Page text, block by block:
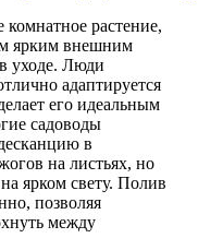
растение,
ярким внешним
уходе. Люди
адаптируется
его идеальным
садоводы
в
на листьях, но
ярком свету. Полив
позволяя
между